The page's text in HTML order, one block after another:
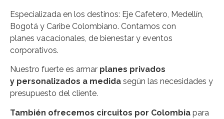
Especializada en los destinos: Eje Cafetero, Medellín,
Bogotá y Caribe Colombiano. Contamos con
planes vacacionales, de bienestar y eventos
corporativos.
Nuestro fuerte es armar planes privados
y personalizados a medida según las necesidades y
presupuesto del cliente.
También ofrecemos circuitos por Colombia para